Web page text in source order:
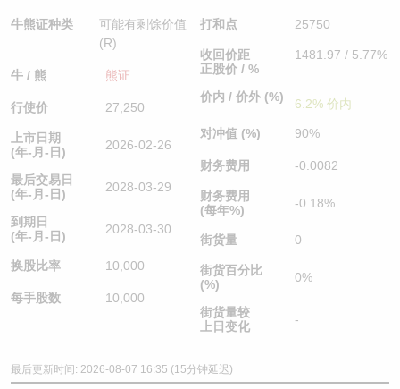
牛熊证种类
可能有剩馀价值
(R)
牛 / 熊 熊证
行使价 27,250
上市日期
(年-月-日)
2026-02-26
最后交易日
(年-月-日)
2028-03-29
到期日
(年-月-日)
2028-03-30
换股比率 10,000
每手股数 10,000
打和点 25750
收回价距
正股价 / %
1481.97 / 5.77%
价内 / 价外 (%) 6.2% 价内
对冲值 (%) 90%
财务费用 -0.0082
财务费用
(每年%)
-0.18%
街货量 0
街货百分比
(%)
0%
街货量较
上日变化
-
最后更新时间: 2026-08-07 16:35 (15分钟延迟)